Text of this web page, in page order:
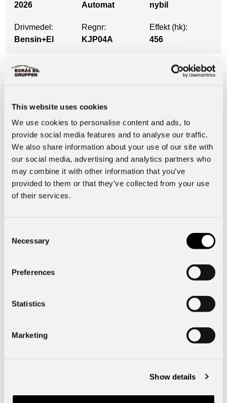
This website uses cookies
We use cookies to personalise content and ads, to
provide social media features and to analyse our traffic.
We also share information about your use of our site with
our social media, advertising and analytics partners who
may combine it with other information that you’ve
provided to them or that they’ve collected from your use
of their services.
Selection
Necessary
Preferences
Statistics
Marketing
Show details
2026
Automat
nybil
Drivmedel:
Bensin+El
Regnr:
KJP04A
Effekt (hk):
456
Motor & Prestanda
Interiör
Funktioner
Kinna Bil